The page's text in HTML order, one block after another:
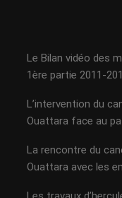
Le Bilan vidéo des
1ère partie 2011-
L’intervention du
Ouattara face au
La rencontre du
Ouattara avec les